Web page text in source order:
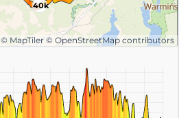
40k
© MapTiler © OpenStreetMap contributors